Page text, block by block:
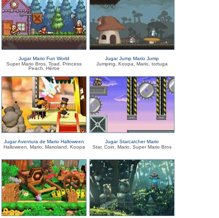
Jugar Mario Fun World
Super Mario Bros, Toad, Princess
Peach, Héroe
Jugar Jump Mario Jump
Jumping, Koopa, Mario, tortuga
Jugar Aventura de Mario Halloween
Halloween, Mario, Marioland, Koopa
Jugar Starcatcher Mario
Star, Coin, Mario, Super Mario Bros